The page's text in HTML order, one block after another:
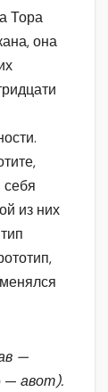
Тора
она
себя
из них
—
— авот).